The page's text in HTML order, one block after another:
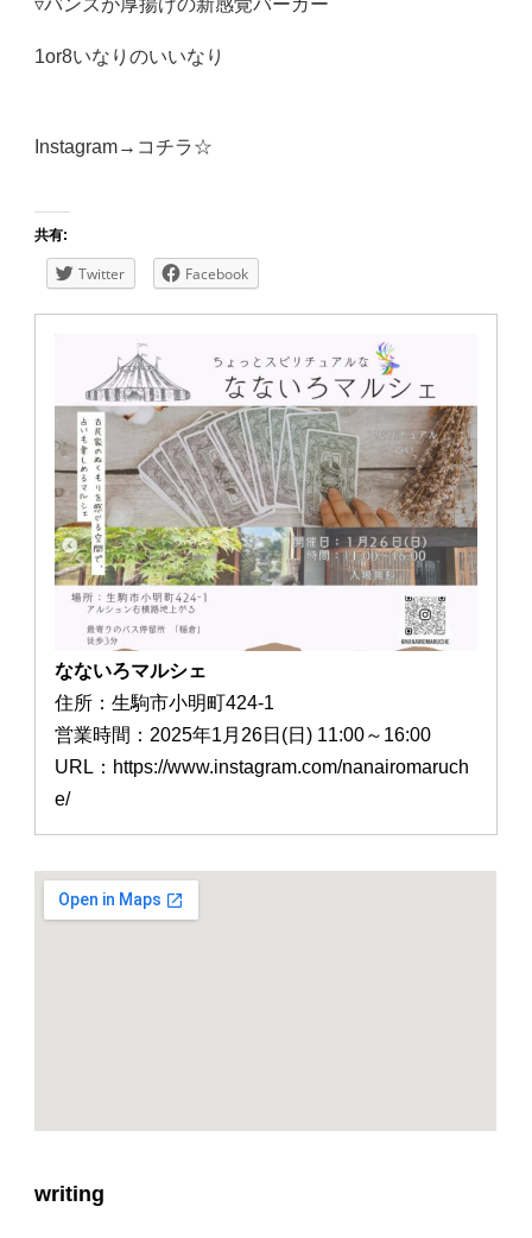
▿バンズが厚揚げの新感覚バーガー
1or8いなりのいいなり
Instagram→ コチラ☆
共有:
Twitter Facebook
なないろマルシェ
住所：生駒市小明町424-1
営業時間：2025年1月26日(日) 11:00～16:00
URL：https://www.instagram.com/nanairomaruch
e/
writing